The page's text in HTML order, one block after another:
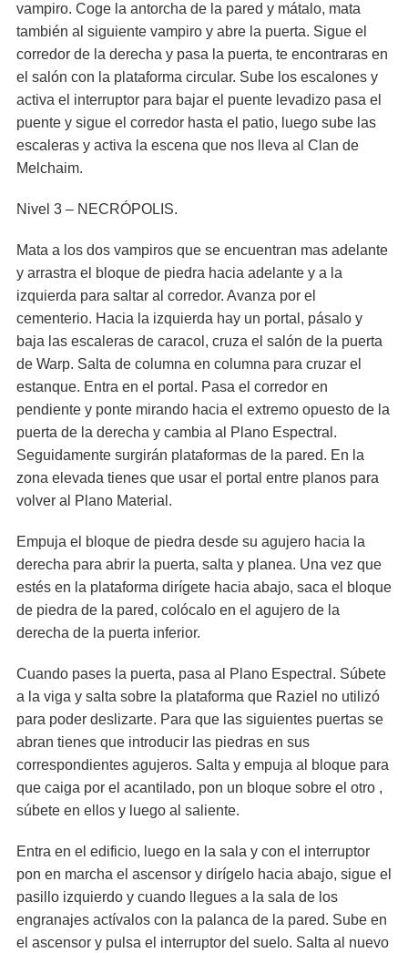
vampiro. Coge la antorcha de la pared y mátalo, mata
también al siguiente vampiro y abre la puerta. Sigue el
corredor de la derecha y pasa la puerta, te encontraras en
el salón con la plataforma circular. Sube los escalones y
activa el interruptor para bajar el puente levadizo pasa el
puente y sigue el corredor hasta el patio, luego sube las
escaleras y activa la escena que nos lleva al Clan de
Melchaim.
Nivel 3 – NECRÓPOLIS.
Mata a los dos vampiros que se encuentran mas adelante
y arrastra el bloque de piedra hacia adelante y a la
izquierda para saltar al corredor. Avanza por el
cementerio. Hacia la izquierda hay un portal, pásalo y
baja las escaleras de caracol, cruza el salón de la puerta
de Warp. Salta de columna en columna para cruzar el
estanque. Entra en el portal. Pasa el corredor en
pendiente y ponte mirando hacia el extremo opuesto de la
puerta de la derecha y cambia al Plano Espectral.
Seguidamente surgirán plataformas de la pared. En la
zona elevada tienes que usar el portal entre planos para
volver al Plano Material.
Empuja el bloque de piedra desde su agujero hacia la
derecha para abrir la puerta, salta y planea. Una vez que
estés en la plataforma dirígete hacia abajo, saca el bloque
de piedra de la pared, colócalo en el agujero de la
derecha de la puerta inferior.
Cuando pases la puerta, pasa al Plano Espectral. Súbete
a la viga y salta sobre la plataforma que Raziel no utilizó
para poder deslizarte. Para que las siguientes puertas se
abran tienes que introducir las piedras en sus
correspondientes agujeros. Salta y empuja al bloque para
que caiga por el acantilado, pon un bloque sobre el otro ,
súbete en ellos y luego al saliente.
Entra en el edificio, luego en la sala y con el interruptor
pon en marcha el ascensor y dirígelo hacia abajo, sigue el
pasillo izquierdo y cuando llegues a la sala de los
engranajes actívalos con la palanca de la pared. Sube en
el ascensor y pulsa el interruptor del suelo. Salta al nuevo